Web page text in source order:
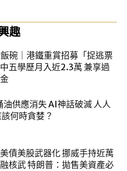
趣
碗｜港鐵重賞招募「捉逃票
五學歷月入近2.3萬 兼享過
供應消失 AI神話破滅 人人
何時貪婪？
債美股武器化 挪威手持近萬
核武 特朗普：拋售美資產必